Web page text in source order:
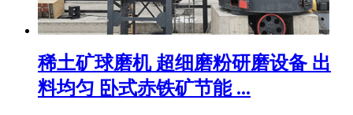
稀土矿球磨机 超细磨粉研磨设备 出
料均匀 卧式赤铁矿节能 ...